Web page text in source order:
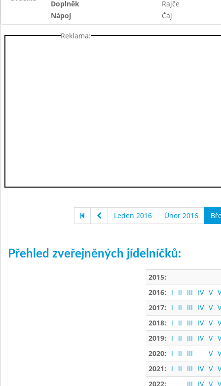
Doplněk
Rajče
Nápoj
Čaj
Reklama:
Leden 2016 Únor 2016
Přehled zveřejněných jídelníčků:
2015:
2016:
I II III IV V
2017:
I II III IV V
2018:
I II III IV V
2019:
I II III IV V
2020:
I II III V
2021:
I II III IV V
2022:
III IV V